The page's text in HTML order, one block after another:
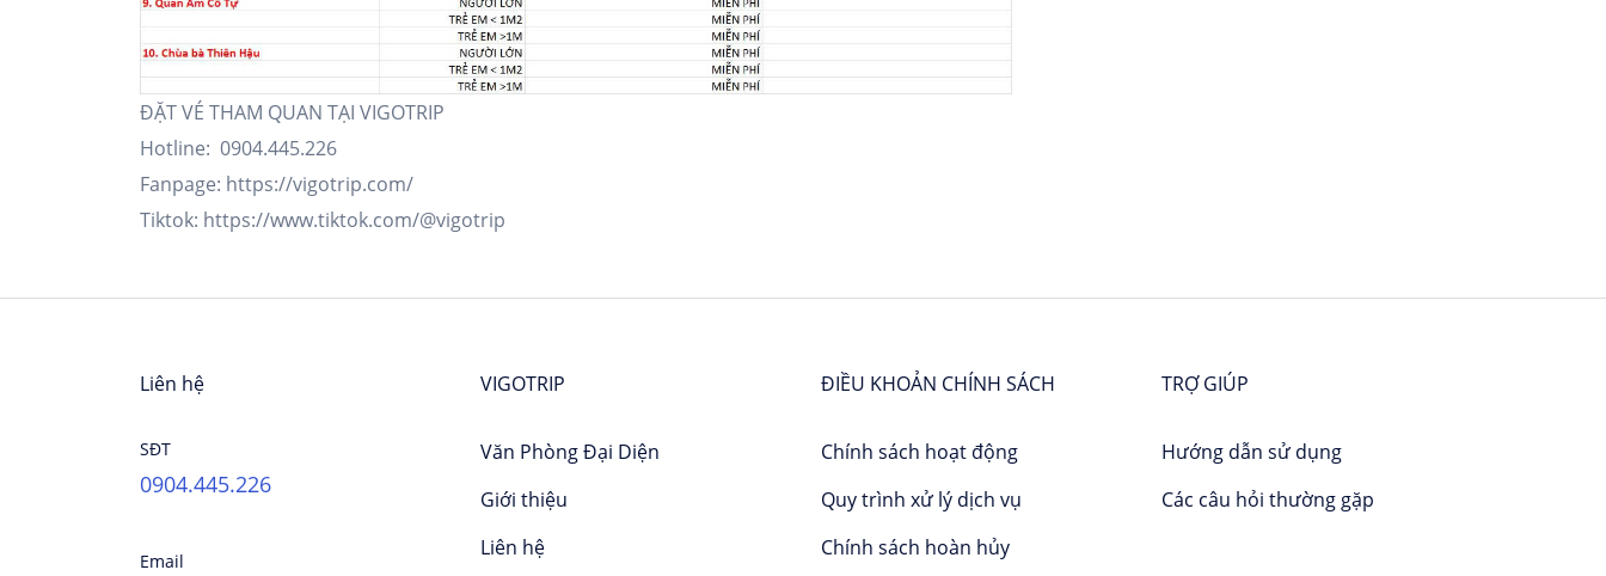
ĐẶT VÉ THAM QUAN TẠI VIGOTRIP
Hotline: 0904.445.226
Fanpage: https://vigotrip.com/
Tiktok: https://www.tiktok.com/@vigotrip
Liên hệ
SĐT
0904.445.226
Email
VIGOTRIP
Văn Phòng Đại Diện
Giới thiệu
Liên hệ
ĐIỀU KHOẢN CHÍNH SÁCH
Chính sách hoạt động
Quy trình xử lý dịch vụ
Chính sách hoàn hủy
TRỢ GIÚP
Hướng dẫn sử dụng
Các câu hỏi thường gặp